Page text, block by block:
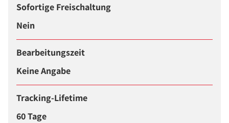
Sofortige Freischaltung
Nein
Bearbeitungszeit
Keine Angabe
Tracking-Lifetime
60 Tage